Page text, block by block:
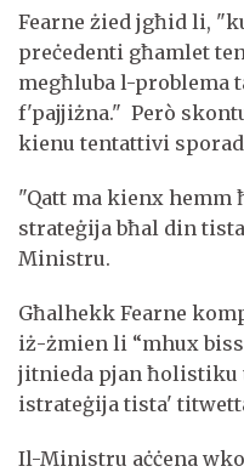
Fearne żied jgħid li,
preċedenti għamlet
megħluba l-problema
f'pajjiżna." Però
kienu tentattivi
"Qatt ma kienx hemm
strateġija bħal din
Ministru.
Għalhekk Fearne
iż-żmien li “mhux
jitnieda pjan ħolistiku
istrateġija tista'
Il-Ministru aċċena